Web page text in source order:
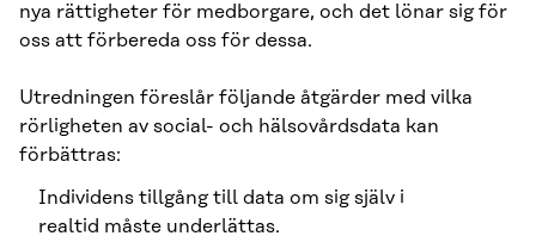
nya rättigheter för medborgare, och det lönar sig för
oss att förbereda oss för dessa.
Utredningen föreslår följande åtgärder med vilka
rörligheten av social- och hälsovårdsdata kan
förbättras:
Individens tillgång till data om sig själv i
realtid måste underlättas.